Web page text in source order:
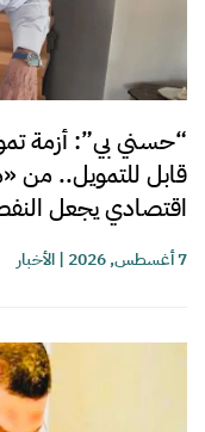
“حسني بي”: أزمة
قابل للتمويل.. من
اقتصادي يجعل
7 أغسطس, 2026 |الأخبار